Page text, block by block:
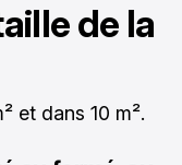
de la
et dans 10 m².